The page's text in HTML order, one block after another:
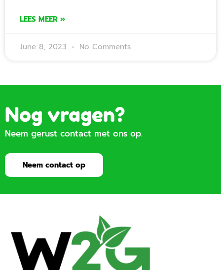
LEES MEER »
June 8, 2023 No Comments
Nog vragen?
Neem gerust contact met ons op.
Neem contact op